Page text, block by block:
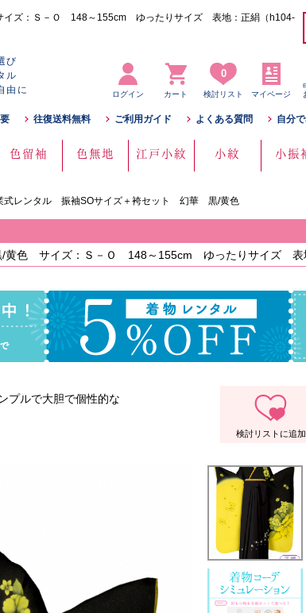
ズ：Ｓ－Ｏ 148～155cm ゆったりサイズ 表地：正絹（h104-
び
ル
由に
ログイン カート
0
検討リスト マイページ
往復送料無料 ご利用ガイド よくある質問 自分
色留袖 色無地 江戸小紋 小紋 小振
式レンタル 振袖SOサイズ＋袴セット 幻華 黒/黄色
色 サイズ：Ｓ－Ｏ 148～155cm ゆったりサイズ 表
プルで大胆で個性的な